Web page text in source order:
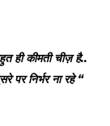
ही कीमती चीज़ है..
पर निर्भर ना रहे “